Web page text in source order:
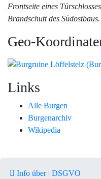
Frontseite eines
Brandschutt des Südostbaus.
Geo-
Links
Alle Burgen
Burgenarchiv
Wikipedia
Info über |DSGVO